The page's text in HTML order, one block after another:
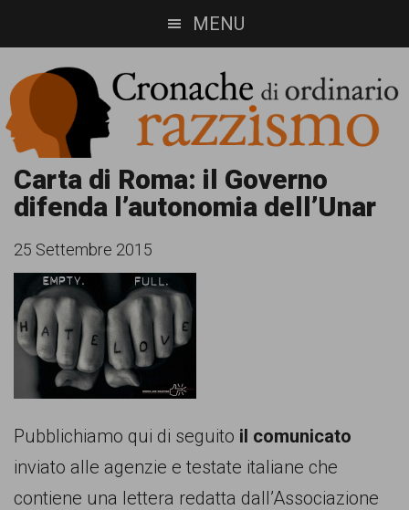
to
main
content
to
footer
MENU
Cronache
di
ordinario
razzismo
Cronachediordinariorazzismo.org
informazione,
approfondimento
Carta di Roma: il Governo
difenda l’autonomia dell’Unar
25 Settembre 2015
Pubblichiamo qui di seguito il comunicato
inviato alle agenzie e testate italiane che
contiene una lettera redatta dall’Associazione